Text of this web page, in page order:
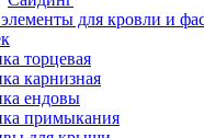
для кровли и
торцевая
карнизная
ендовы
примыкания